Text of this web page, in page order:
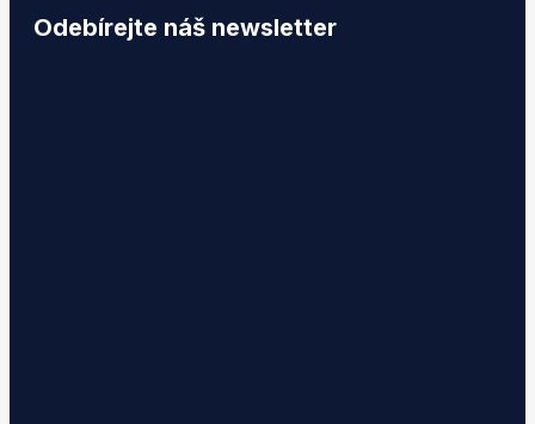
Odebírejte náš newsletter